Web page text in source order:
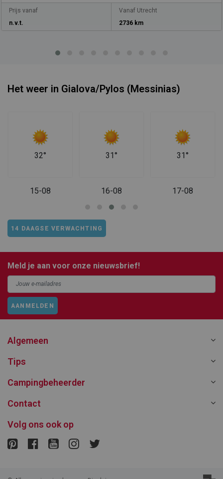
Prijs vanaf
n.v.t.
Vanaf Utrecht
2736 km
Het weer in Gialova/Pylos (Messinias)
32°
15-08
31°
16-08
31°
17-08
14 DAAGSE VERWACHTING
Meld je aan voor onze nieuwsbrief!
AANMELDEN
Algemeen
Tips
Campingbeheerder
Contact
Volg ons ook op